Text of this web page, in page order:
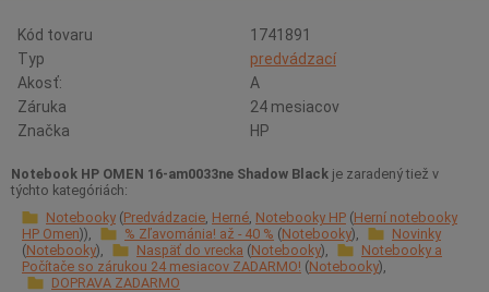
Kód tovaru
1741891
Typ
predvádzací
Akosť:
A
Záruka
24 mesiacov
Značka
HP
Notebook HP OMEN 16-am0033ne Shadow Black je zaradený tiež v
týchto kategóriách:
Notebooky Predvádzacie Herné Notebooky HP Herní notebooky
HP Omen
% Zľavománia! až - 40 % Notebooky
Novinky
Notebooky
Naspäť do vrecka Notebooky
Notebooky a
Počítače so zárukou 24 mesiacov ZADARMO! Notebooky
DOPRAVA ZADARMO